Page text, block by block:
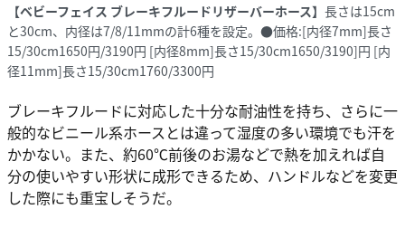
【ベビーフェイス ブレーキフルードリザーバーホース】 長さは15cm
と30cm、内径は7/8/11mmの計6種を設定。●価格:[内径7mm]長さ
15/30cm1650円/3190円 [内径8mm]長さ15/30cm1650/3190]円 [内
径11mm]長さ15/30cm1760/3300円
ブレーキフルードに対応した十分な耐油性を持ち、さらに一
般的なビニール系ホースとは違って湿度の多い環境でも汗を
かかない。また、約60℃前後のお湯などで熱を加えれば自
分の使いやすい形状に成形できるため、ハンドルなどを変更
した際にも重宝しそうだ。